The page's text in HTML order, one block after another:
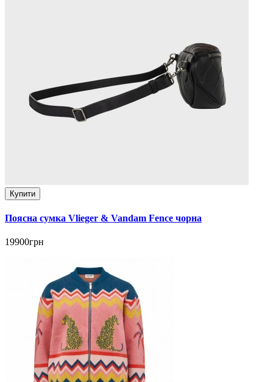
Купити
Поясна сумка Vlieger & Vandam Fence чорна
19900грн